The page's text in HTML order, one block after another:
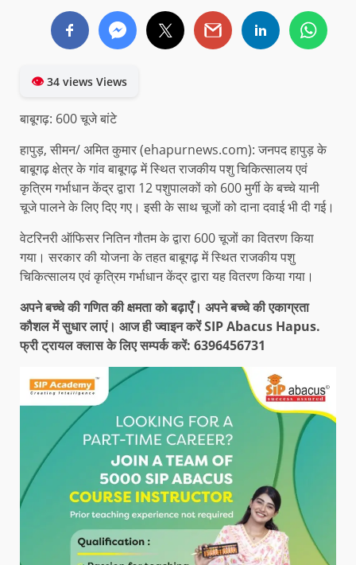
👁34 views Views
बाबूगढ़: 600 चूजे बांटे
हापुड़, सीमन/ अमित कुमार (ehapurnews.com): जनपद हापुड़ के
बाबूगढ़ क्षेत्र के गांव बाबूगढ़ में स्थित राजकीय पशु चिकित्सालय एवं
कृत्रिम गर्भाधान केंद्र द्वारा 12 पशुपालकों को 600 मुर्गी के बच्चे यानी
चूजे पालने के लिए दिए गए। इसी के साथ चूजों को दाना दवाई भी दी गई।
वेटरिनरी ऑफिसर नितिन गौतम के द्वारा 600 चूजों का वितरण किया
गया। सरकार की योजना के तहत बाबूगढ़ में स्थित राजकीय पशु
चिकित्सालय एवं कृत्रिम गर्भाधान केंद्र द्वारा यह वितरण किया गया।
अपने बच्चे की गणित की क्षमता को बढ़ाएँ। अपने बच्चे की एकाग्रता
कौशल में सुधार लाएं। आज ही ज्वाइन करें SIP Abacus Hapus.
फ्री ट्रायल क्लास के लिए सम्पर्क करें: 6396456731